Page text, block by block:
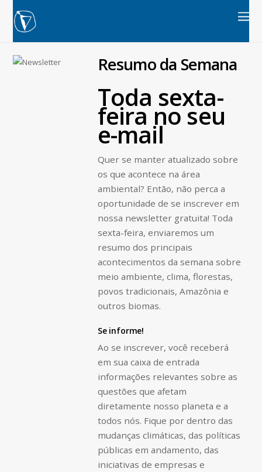
Resumo da Semana
Toda sexta-
feira no seu
e-mail
Quer se manter atualizado sobre
os que acontece na área
ambiental? Então, não perca a
oportunidade de se inscrever em
nossa newsletter gratuita! Toda
sexta-feira, enviaremos um
resumo dos principais
acontecimentos da semana sobre
meio ambiente, clima, florestas,
povos tradicionais, Amazônia e
outros biomas.
Se informe!
Ao se inscrever, você receberá
em sua caixa de entrada
informações relevantes sobre as
questões que afetam
diretamente nosso planeta e a
todos nós. Fique por dentro das
mudanças climáticas, das políticas
públicas em andamento, das
iniciativas de empresas e